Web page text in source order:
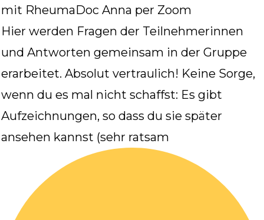
mit RheumaDoc Anna per Zoom
Hier werden Fragen der Teilnehmerinnen
und Antworten gemeinsam in der Gruppe
erarbeitet. Absolut vertraulich! Keine Sorge,
wenn du es mal nicht schaffst: Es gibt
Aufzeichnungen, so dass du sie später
ansehen kannst (sehr ratsam